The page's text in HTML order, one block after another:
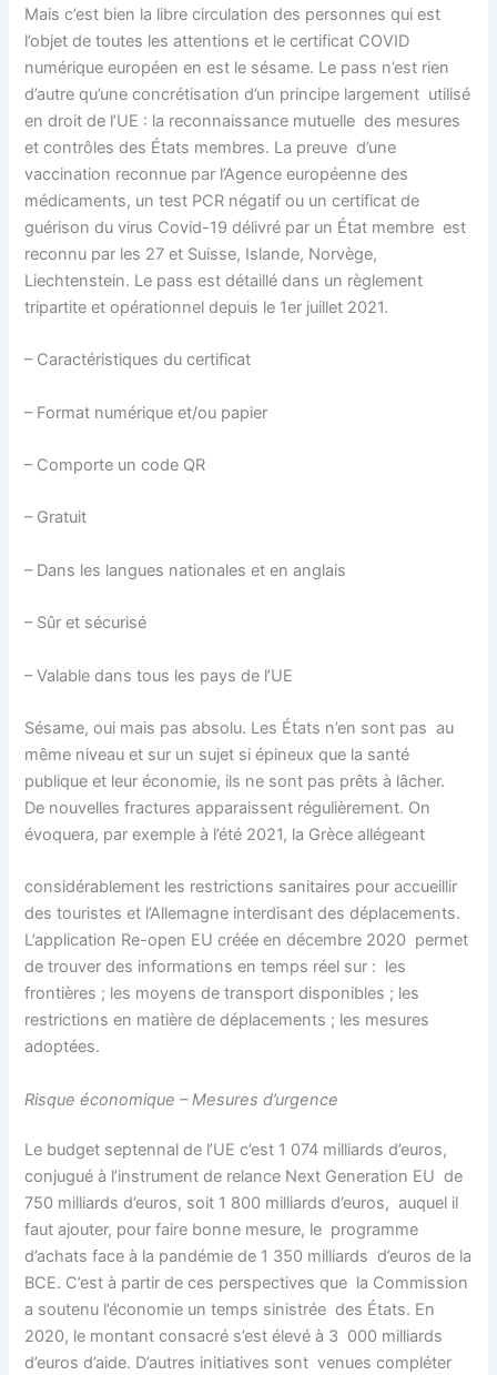
Mais c’est bien la libre circulation des personnes qui est
l’objet de toutes les attentions et le certificat COVID
numérique européen en est le sésame. Le pass n’est rien
d’autre qu’une concrétisation d’un principe largement utilisé
en droit de l’UE : la reconnaissance mutuelle des mesures
et contrôles des États membres. La preuve d’une
vaccination reconnue par l’Agence européenne des
médicaments, un test PCR négatif ou un certificat de
guérison du virus Covid-19 délivré par un État membre est
reconnu par les 27 et Suisse, Islande, Norvège,
Liechtenstein. Le pass est détaillé dans un règlement
tripartite et opérationnel depuis le 1er juillet 2021.
– Caractéristiques du certificat
– Format numérique et/ou papier
– Comporte un code QR
– Gratuit
– Dans les langues nationales et en anglais
– Sûr et sécurisé
– Valable dans tous les pays de l’UE
Sésame, oui mais pas absolu. Les États n’en sont pas au
même niveau et sur un sujet si épineux que la santé
publique et leur économie, ils ne sont pas prêts à lâcher.
De nouvelles fractures apparaissent régulièrement. On
évoquera, par exemple à l’été 2021, la Grèce allégeant
considérablement les restrictions sanitaires pour accueillir
des touristes et l’Allemagne interdisant des déplacements.
L’application Re-open EU créée en décembre 2020 permet
de trouver des informations en temps réel sur : les
frontières ; les moyens de transport disponibles ; les
restrictions en matière de déplacements ; les mesures
adoptées.
Risque économique – Mesures d’urgence
Le budget septennal de l’UE c’est 1 074 milliards d’euros,
conjugué à l’instrument de relance Next Generation EU de
750 milliards d’euros, soit 1 800 milliards d’euros, auquel il
faut ajouter, pour faire bonne mesure, le programme
d’achats face à la pandémie de 1 350 milliards d’euros de la
BCE. C’est à partir de ces perspectives que la Commission
a soutenu l’économie un temps sinistrée des États. En
2020, le montant consacré s’est élevé à 3 000 milliards
d’euros d’aide. D’autres initiatives sont venues compléter